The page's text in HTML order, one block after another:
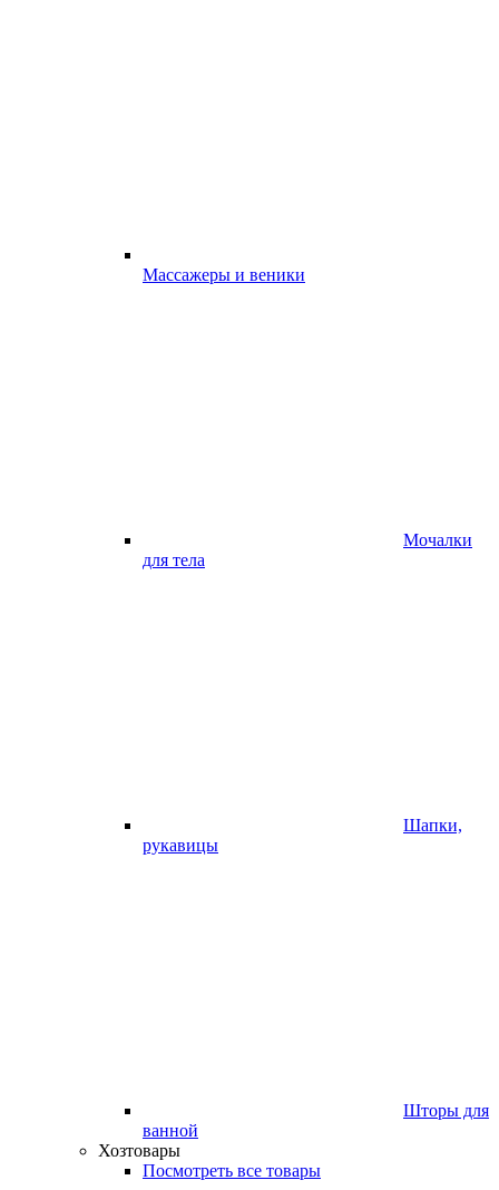
Массажеры и веники
Мочалки
для тела
Шапки,
рукавицы
Шторы для
ванной
Хозтовары
Посмотреть все товары